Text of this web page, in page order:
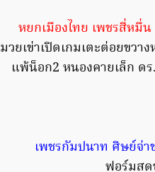
หยกเมืองไทย เพชรสี่หมื่
มวยเข่าเปิดเกมเตะต่อยขว
แพ้น็อก2 หนองคายเล็ก ด
เพชรกัมปนาท ศิษย์จ่
ฟอร์มส